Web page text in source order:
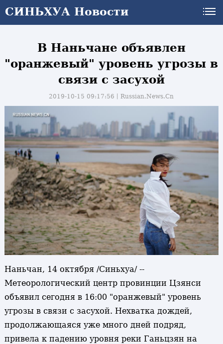
СИНЬХУА Новости
В Наньчане объявлен
"оранжевый" уровень угрозы в
связи с засухой
2019-10-15 09:17:56丨Russian.News.Cn
Наньчан, 14 октября /Синьхуа/ --
Метеорологический центр провинции Цзянси
объявил сегодня в 16:00 "оранжевый" уровень
угрозы в связи с засухой. Нехватка дождей,
продолжающаяся уже много дней подряд,
привела к падению уровня реки Ганьцзян на